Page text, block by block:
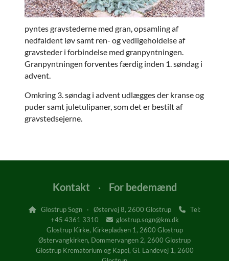
pyntes gravstederne med gran, opsamling af
nedfaldent løv samt ren- og vedligeholdelse af
gravsteder i forbindelse med granpyntningen.
Granpyntningen forventes færdig inden 1. søndag i
advent.
Omkring 3. søndag i advent udlægges der kranse og
puder samt juletulipaner, som det er bestilt af
gravstedsejerne.
Kontakt · For bedemænd
 Glostrup Sogn · Østervej 8, 2600 Glostrup 
Tel:
+45 4361 3310  glostrup.sogn@km.dk
Glostrup Kirke, Kirkepladsen 1, 2600 Glostrup
Østervangkirken, Dommervangen 2, 2600 Glostrup
Glostrup Krematorium og Kapel, Gl. Landevej 1, 2600